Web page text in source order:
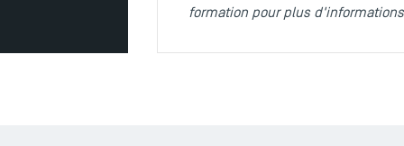
formation pour plus